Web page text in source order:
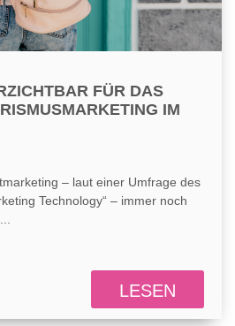
FÜR DAS
IM
– laut einer Umfrage des
Technology“ – immer noch
LESEN